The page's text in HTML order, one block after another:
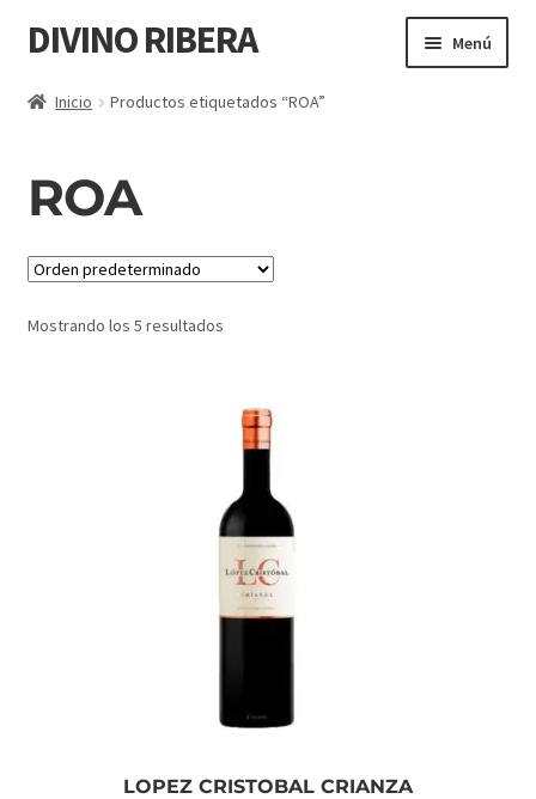
DIVINO RIBERA Menú
TODOS LOS VINOS
RIBERA DEL DUERO
Inicio Productos etiquetados “ROA”
ROA
Mostrando los 5 resultados
LOPEZ CRISTOBAL CRIANZA